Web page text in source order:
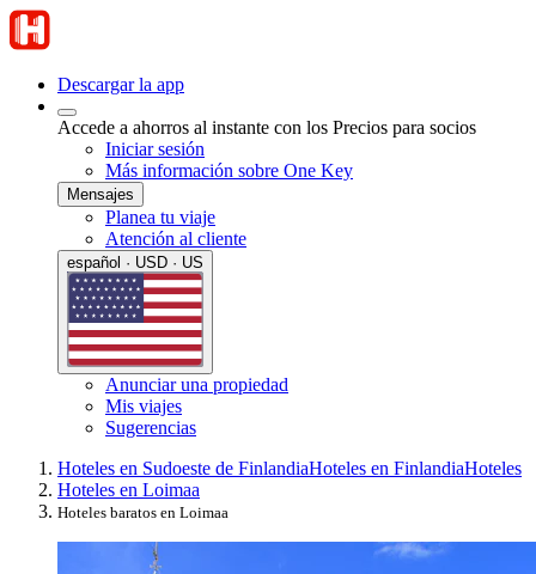
Descargar la app
Accede a ahorros al instante con los Precios para socios
Iniciar sesión
Más información sobre One Key
Mensajes
Planea tu viaje
Atención al cliente
español · USD · US
Anunciar una propiedad
Mis viajes
Sugerencias
Hoteles en Sudoeste de FinlandiaHoteles en FinlandiaHoteles
Hoteles en Loimaa
Hoteles baratos en Loimaa